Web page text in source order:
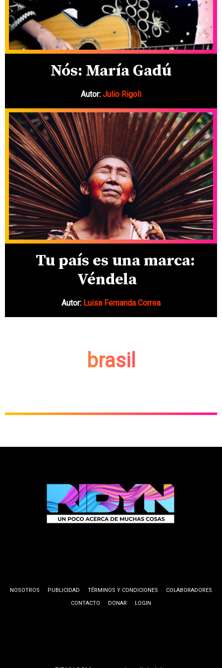
Nós: María Gadú
Autor: Julio Rigoli
Tu país es una marca:
Véndela
Autor: Luisa Fernanda Correa
brasil
NOSOTROS PUBLICIDAD TÉRMINOS Y CONDICIONES
COLABORADORES
CONTACTO
DONAR LOGIN